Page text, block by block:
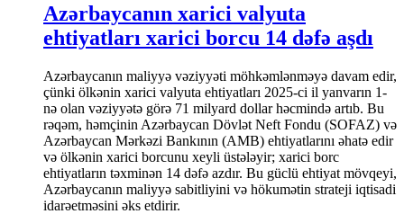
Azərbaycanın xarici valyuta
ehtiyatları xarici borcu 14 dəfə aşdı
Azərbaycanın maliyyə vəziyyəti möhkəmlənməyə davam edir,
çünki ölkənin xarici valyuta ehtiyatları 2025-ci il yanvarın 1-
nə olan vəziyyətə görə 71 milyard dollar həcmində artıb. Bu
rəqəm, həmçinin Azərbaycan Dövlət Neft Fondu (SOFAZ) və
Azərbaycan Mərkəzi Bankının (AMB) ehtiyatlarını əhatə edir
və ölkənin xarici borcunu xeyli üstələyir; xarici borc
ehtiyatların təxminən 14 dəfə azdır. Bu güclü ehtiyat mövqeyi,
Azərbaycanın maliyyə sabitliyini və hökumətin strateji iqtisadi
idarəetməsini əks etdirir.